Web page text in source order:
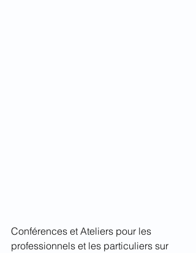
Conférences et Ateliers pour les
professionnels et les particuliers sur